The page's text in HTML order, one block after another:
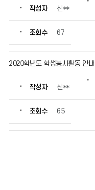
의
물
번
작
자,
등
작성자 신**
조회수 67
2020학년도 학생봉사활동 안내
작성자 신**
조회수 65